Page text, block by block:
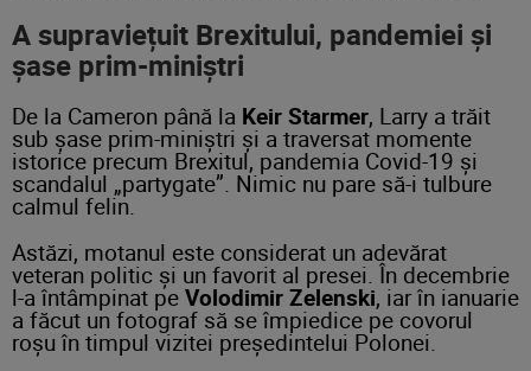
A supraviețuit Brexitului, pandemiei și
șase prim-miniștri
De la Cameron până la Keir Starmer, Larry a trăit
sub șase prim-miniștri și a traversat momente
istorice precum Brexitul, pandemia Covid-19 și
scandalul „partygate”. Nimic nu pare să-i tulbure
calmul felin.
Astăzi, motanul este considerat un adevărat
veteran politic și un favorit al presei. În decembrie
l-a întâmpinat pe Volodimir Zelenski, iar în ianuarie
a făcut un fotograf să se împiedice pe covorul
roșu în timpul vizitei președintelui Polonei.